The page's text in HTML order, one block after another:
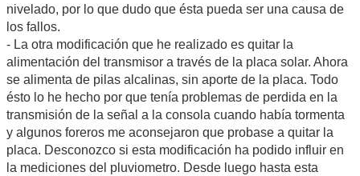
nivelado, por lo que dudo que ésta pueda ser una causa de
los fallos.
- La otra modificación que he realizado es quitar la
alimentación del transmisor a través de la placa solar. Ahora
se alimenta de pilas alcalinas, sin aporte de la placa. Todo
ésto lo he hecho por que tenía problemas de perdida en la
transmisión de la señal a la consola cuando había tormenta
y algunos foreros me aconsejaron que probase a quitar la
placa. Desconozco si esta modificación ha podido influir en
la mediciones del pluviometro. Desde luego hasta esta